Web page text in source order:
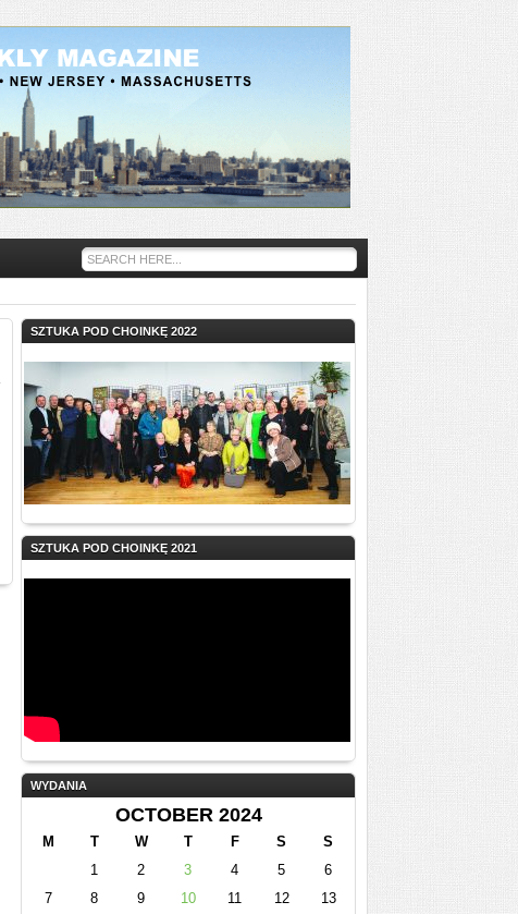
SZTUKA POD CHOINKĘ 2022
SZTUKA POD CHOINKĘ 2021
WYDANIA
OCTOBER 2024
M T W T F S S
1 2 3 4 5
6
7
8 9 10 11 12
13